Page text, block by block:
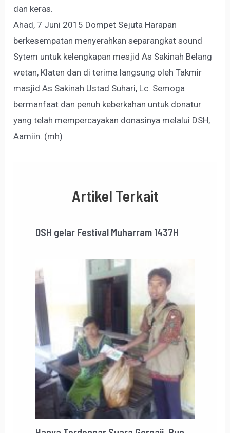
dan keras.
Ahad, 7 Juni 2015 Dompet Sejuta Harapan
berkesempatan menyerahkan separangkat sound
Sytem untuk kelengkapan mesjid As Sakinah Belang
wetan, Klaten dan di terima langsung oleh Takmir
masjid As Sakinah Ustad Suhari, Lc. Semoga
bermanfaat dan penuh keberkahan untuk donatur
yang telah mempercayakan donasinya melalui DSH,
Aamiin. (mh)
Artikel Terkait
DSH gelar Festival Muharram 1437H